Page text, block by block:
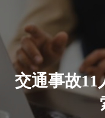
交通事故11